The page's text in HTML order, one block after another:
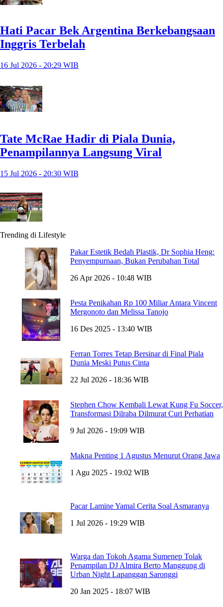
Hati Pacar Bek Argentina Berkebangsaan
Inggris Terbelah
16 Jul 2026 - 20:29 WIB
Tate McRae Hadir di Piala Dunia,
Penampilannya Langsung Viral
15 Jul 2026 - 20:30 WIB
Trending di Lifestyle
Pakar Estetik Bedah Plastik, Dr Sophia Heng:
Penyempurnaan, Bukan Perubahan Total
26 Apr 2026 - 10:48 WIB
Pesta Penikahan Rp 100 Miliar Antara Vincent
Mergonoto dan Melissa Tanojo
16 Des 2025 - 13:40 WIB
Ferran Torres Tetap Bersinar di Final Piala
Dunia Meski Putus Cinta
22 Jul 2026 - 18:36 WIB
Stephen Chow Kembali Lewat Kung Fu Soccer,
Transformasi Dilraba Dilmurat Curi Perhatian
9 Jul 2026 - 19:09 WIB
Makna Penting 1 Agustus Menurut Orang Jawa
1 Agu 2025 - 19:02 WIB
Pacar Lamine Yamal Cerita Soal Asmaranya
1 Jul 2026 - 19:29 WIB
Warga dan Tokoh Agama Sumenep Tolak
Penampilan DJ Almira Berto Manggung di
Urban Night Lapanggan Saronggi
20 Jan 2025 - 18:07 WIB